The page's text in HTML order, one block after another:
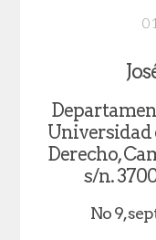
Universidad
Derecho,
s/n.
No 9,